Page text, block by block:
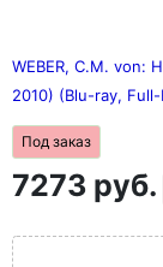
WEBER, C.M. von:
2010) (Blu-ray, Full-
Под заказ
7273 руб.